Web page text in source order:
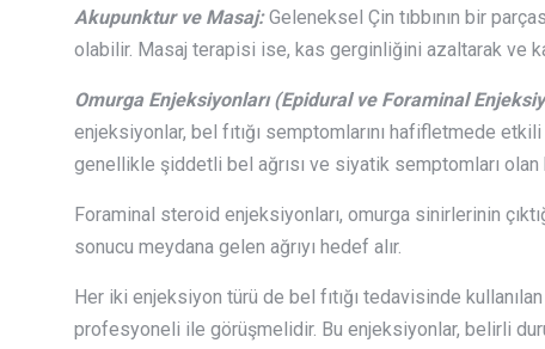
Akupunktur ve Masaj:Geleneksel Çin tıbbının bir
olabilir. Masaj terapisi ise, kas gerginliğini azaltarak ve
Omurga Enjeksiyonları (Epidural ve Foraminal
enjeksiyonlar, bel fıtığı semptomlarını hafifletmede
genellikle şiddetli bel ağrısı ve siyatik semptomları olan
Foraminal steroid enjeksiyonları, omurga sinirlerinin
sonucu meydana gelen ağrıyı hedef alır.
Her iki enjeksiyon türü de bel fıtığı tedavisinde
profesyoneli ile görüşmelidir. Bu enjeksiyonlar, belirli